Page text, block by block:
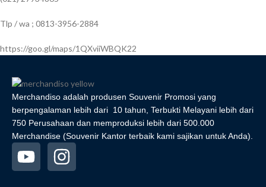
Tlp / wa ; 0813-3956-2884
https://goo.gl/maps/1QXviiWBQK22
Merchandiso adalah produsen Souvenir Promosi yang
berpengalaman lebih dari 10 tahun, Terbukti Melayani lebih dari
750 Perusahaan dan memproduksi lebih dari 500.000
Merchandise (Souvenir Kantor terbaik kami sajikan untuk Anda).